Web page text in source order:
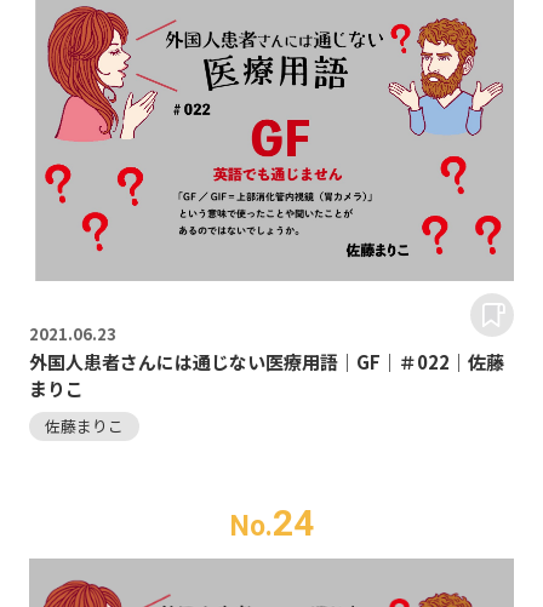
2021.06.23
外国人患者さんには通じない医療用語｜GF｜＃022｜佐藤
まりこ
佐藤まりこ
No.24